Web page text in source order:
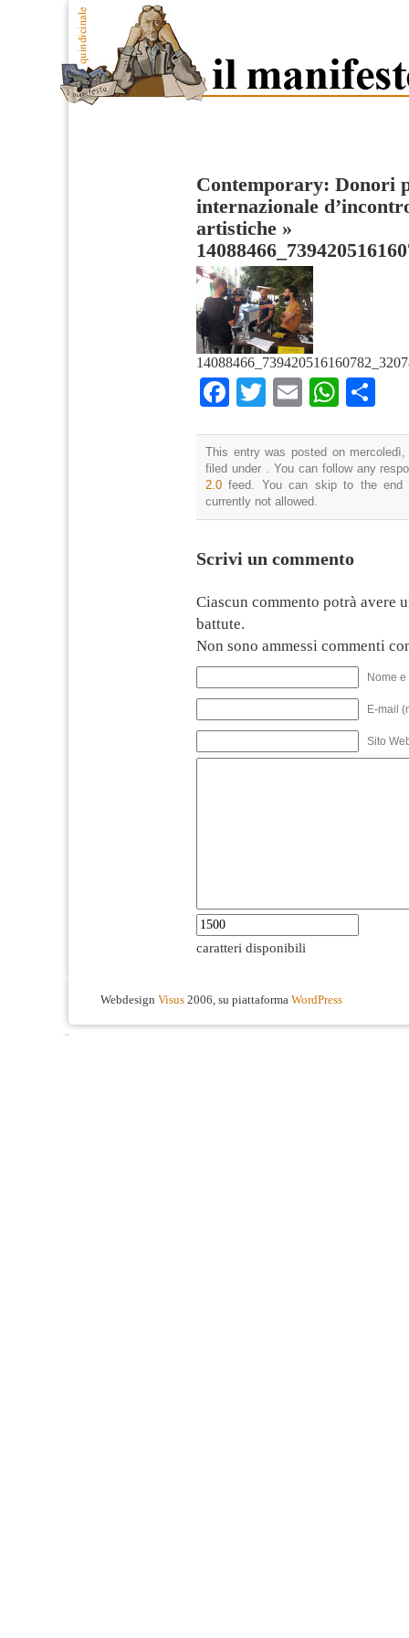
Contemporary: Donori
internazionale
artistiche »
Facebook
TwitterEmail
This entry was posted on
filed under . You can follow any
2.0 feed. You can skip to the end
currently not allowed.
Scrivi un commento
Ciascun commento potrà avere
battute.
Non sono ammessi commenti
Nome
E-mail
Sito
caratteri disponibili
Webdesign Visus 2006, su piattaforma WordPress